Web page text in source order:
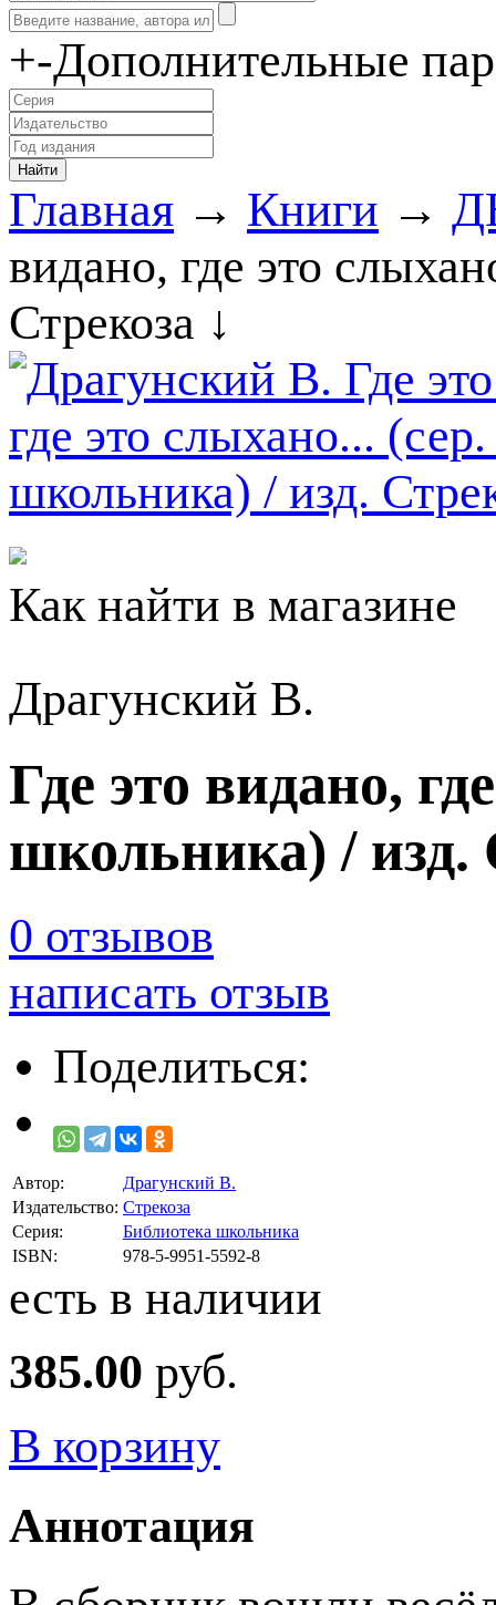
+-Дополнительные
Главная → Книги →
видано, где это
Стрекоза ↓
Как найти в магазине
Драгунский В.
Где это видано,
школьника) / изд.
0 отзывов
написать отзыв
Поделиться:
Автор:
Драгунский В.
Издательство: Стрекоза
Серия:
Библиотека школьника
ISBN:
978-5-9951-5592-8
есть в наличии
385.00 руб.
В корзину
Аннотация